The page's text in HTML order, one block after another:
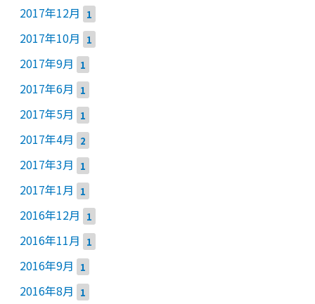
2017年12月 1
2017年10月 1
2017年9月 1
2017年6月 1
2017年5月 1
2017年4月 2
2017年3月 1
2017年1月 1
2016年12月 1
2016年11月 1
2016年9月 1
2016年8月 1